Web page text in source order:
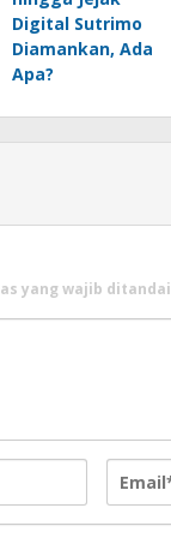
Digital Sutrimo
Diamankan, Ada
Apa?
yang wajib ditandai